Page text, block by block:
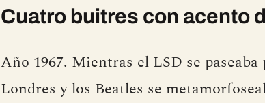
Cuatro buitres con acento
Año 1967. Mientras el LSD se
Londres y los Beatles se